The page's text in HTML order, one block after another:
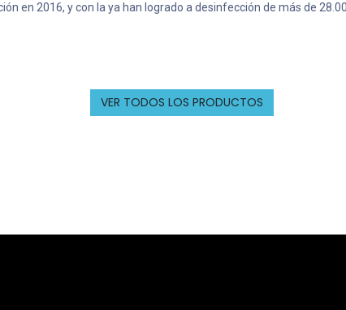
en 2016, y con la ya han logrado a desinfección de más de
VER TODOS LOS PRODUCTOS